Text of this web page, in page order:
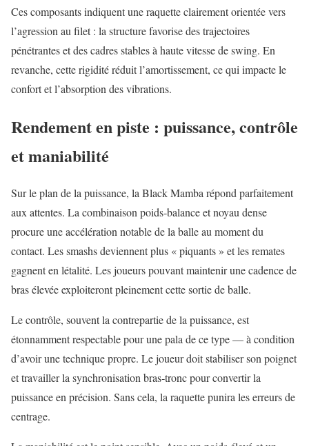
Ces composants indiquent une raquette clairement orientée vers
l’agression au filet : la structure favorise des trajectoires
pénétrantes et des cadres stables à haute vitesse de swing. En
revanche, cette rigidité réduit l’amortissement, ce qui impacte le
confort et l’absorption des vibrations.
Rendement en piste : puissance, contrôle
et maniabilité
Sur le plan de la puissance, la Black Mamba répond parfaitement
aux attentes. La combinaison poids‑balance et noyau dense
procure une accélération notable de la balle au moment du
contact. Les smashs deviennent plus « piquants » et les remates
gagnent en létalité. Les joueurs pouvant maintenir une cadence de
bras élevée exploiteront pleinement cette sortie de balle.
Le contrôle, souvent la contrepartie de la puissance, est
étonnamment respectable pour une pala de ce type — à condition
d’avoir une technique propre. Le joueur doit stabiliser son poignet
et travailler la synchronisation bras‑tronc pour convertir la
puissance en précision. Sans cela, la raquette punira les erreurs de
centrage.